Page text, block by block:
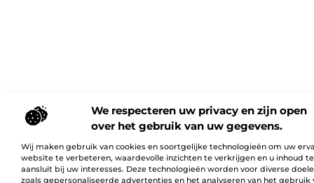
We respecteren uw privacy en zijn open
over het gebruik van uw gegevens.
Wij maken gebruik van cookies en soortgelijke technologieën om uw
website te verbeteren, waardevolle inzichten te verkrijgen en u inhoud
aansluit bij uw interesses. Deze technologieën worden voor diverse
zoals gepersonaliseerde advertenties en het analyseren van het gebruik